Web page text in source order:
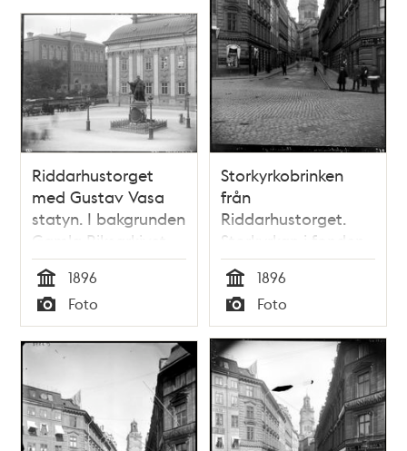
Riddarhustorget
med Gustav Vasa
statyn. I bakgrunden
Gamla Riksarkivet
t.v. och Riddarhuset
Tid
1896
Typ
Foto
Storkyrkobrinken
från
Riddarhustorget.
Storkyrkan i fonden
Tid
1896
Typ
Foto